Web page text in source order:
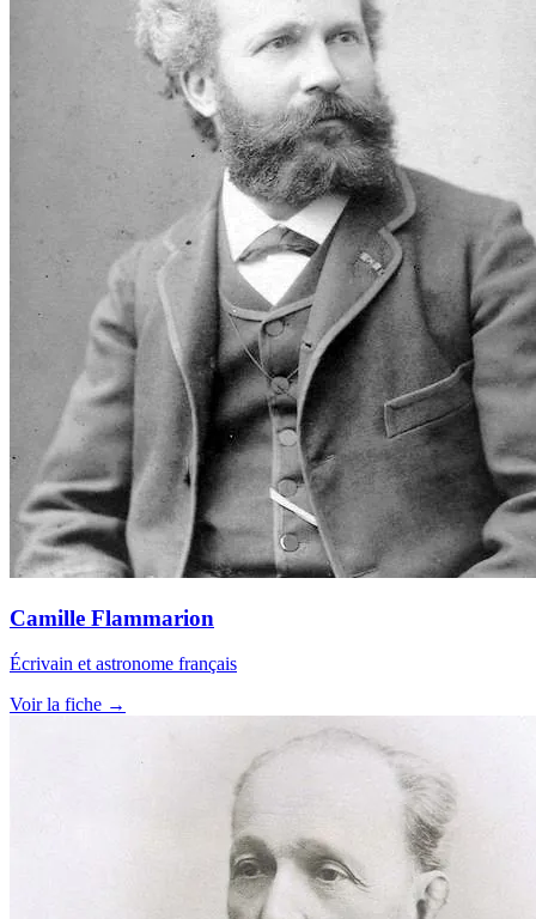
Camille Flammarion
Écrivain et astronome français
Voir la fiche →